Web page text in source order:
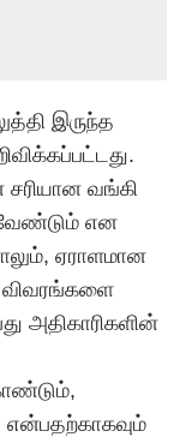
இருந்த
வங்கி
என
ஏராளமான
அதிகாரிகளின்
என்பதற்காகவும்